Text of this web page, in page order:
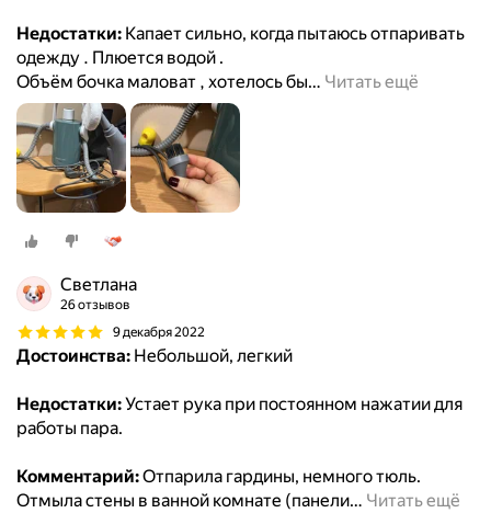
Недостатки: Капает сильно, когда пытаюсь отпаривать
одежду . Плюется водой .
Объём бочка маловат , хотелось бы… Читать ещё
Светлана
26 отзывов
9 декабря 2022
Достоинства: Небольшой, легкий
Недостатки:Устает рука при постоянном нажатии для
работы пара.
Комментарий:Отпарила гардины, немного тюль.
Отмыла стены в ванной комнате (панели… Читать ещё